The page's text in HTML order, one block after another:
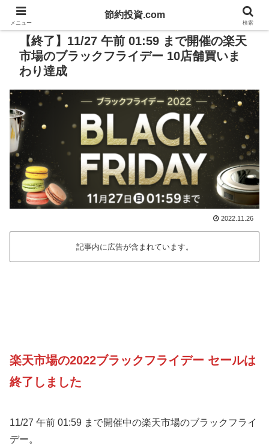
PR
【終了】11/27 午前 01:59 まで開催の楽天
市場のブラックフライデー 10店舗買いま
わり達成
2022.11.26
記事内に広告が含まれています。
楽天市場の2022ブラックフライデー セールは
終了しました
11/27 午前 01:59 まで開催中の楽天市場のブラックフライ
デー。
メニュー
節約投資.com
検索